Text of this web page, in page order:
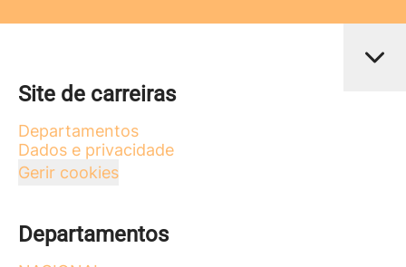
Site de carreiras
Departamentos
Dados e privacidade
Gerir cookies
Departamentos